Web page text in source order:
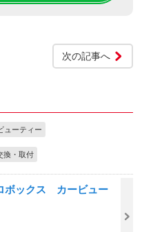
次の記事へ
ューティー
換・取付
ボックス カービュー